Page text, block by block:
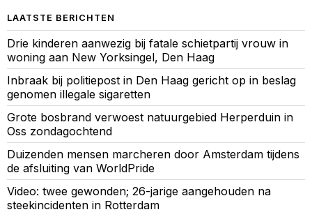
LAATSTE BERICHTEN
Drie kinderen aanwezig bij fatale schietpartij vrouw in
woning aan New Yorksingel, Den Haag
Inbraak bij politiepost in Den Haag gericht op in beslag
genomen illegale sigaretten
Grote bosbrand verwoest natuurgebied Herperduin in
Oss zondagochtend
Duizenden mensen marcheren door Amsterdam tijdens
de afsluiting van WorldPride
Video: twee gewonden; 26-jarige aangehouden na
steekincidenten in Rotterdam